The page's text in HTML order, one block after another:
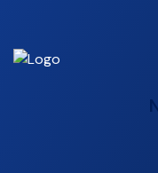
Centro, Balneário